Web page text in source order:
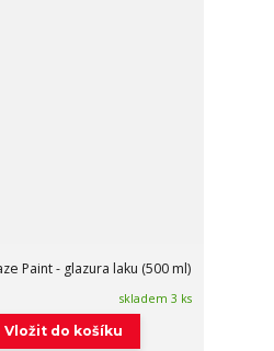
Paint - glazura laku (500 ml)
skladem 3 ks
Vložit do košíku